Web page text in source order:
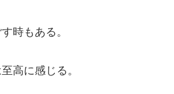
時もある。
高に感じる。